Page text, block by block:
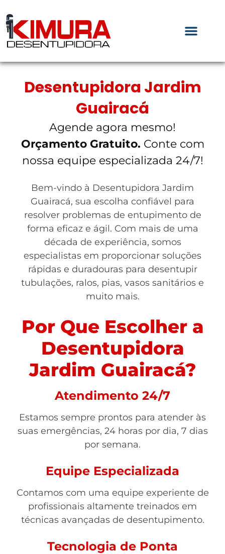
Desentupidora Jardim
Guairacá
Agende agora mesmo!
Orçamento Gratuito. Conte com
nossa equipe especializada 24/7!
Bem-vindo à Desentupidora Jardim
Guairacá, sua escolha confiável para
resolver problemas de entupimento de
forma eficaz e ágil. Com mais de uma
década de experiência, somos
especialistas em proporcionar soluções
rápidas e duradouras para desentupir
tubulações, ralos, pias, vasos sanitários e
muito mais.
Por Que Escolher a
Desentupidora
Jardim Guairacá?
Atendimento 24/7
Estamos sempre prontos para atender às
suas emergências, 24 horas por dia, 7 dias
por semana.
Equipe Especializada
Contamos com uma equipe experiente de
profissionais altamente treinados em
técnicas avançadas de desentupimento.
Tecnologia de Ponta